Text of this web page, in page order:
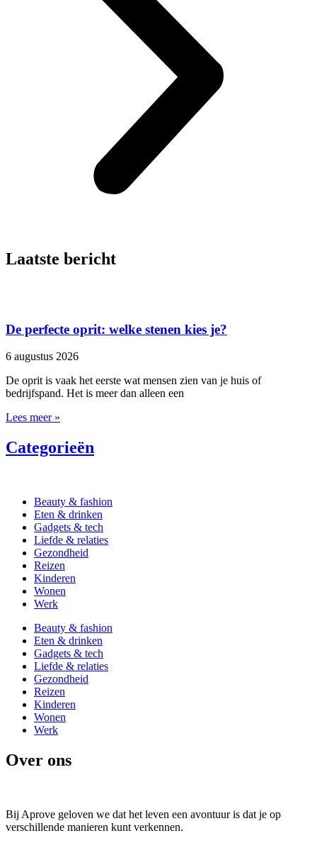
Laatste bericht
De perfecte oprit: welke stenen kies je?
6 augustus 2026
De oprit is vaak het eerste wat mensen zien van je huis of
bedrijfspand. Het is meer dan alleen een
Lees meer »
Categorieën
Beauty & fashion
Eten & drinken
Gadgets & tech
Liefde & relaties
Gezondheid
Reizen
Kinderen
Wonen
Werk
Beauty & fashion
Eten & drinken
Gadgets & tech
Liefde & relaties
Gezondheid
Reizen
Kinderen
Wonen
Werk
Over ons
Bij Aprove geloven we dat het leven een avontuur is dat je op
verschillende manieren kunt verkennen.